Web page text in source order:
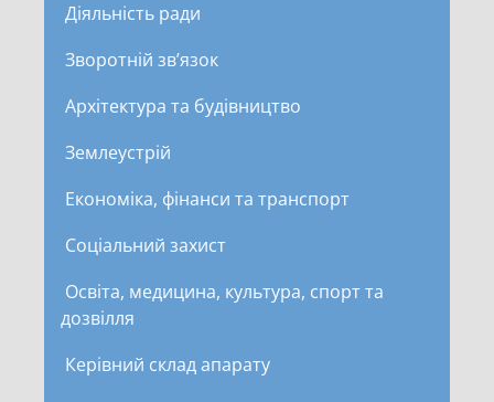
Діяльність ради
Зворотній зв’язок
Архітектура та будівництво
Землеустрій
Економіка, фінанси та транспорт
Соціальний захист
Освіта, медицина, культура, спорт та
дозвілля
Керівний склад апарату